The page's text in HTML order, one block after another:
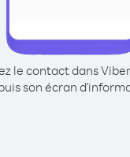
le contact dans
son écran